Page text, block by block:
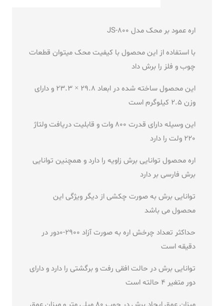
اره عمود بر محک مدل JS-800
با استفاده از این محصول با کیفیت محک میتوان قطعات
چوب و فلز را برش داد
این محصول ساخته شده در ابعاد 29.8 × 23.3 و دارای
وزن 2.5 کیلوگرم است
این وسیله دارای قدرت 800 وات و قابلیت دریافت ولتاژ
220 ولت را دارد
اره محصول توانایی برش زاویه را دارد و همچنین توانایی
برش فارسی بر دارد
توانایی برش به صورت چکشی از دیگر ویژگی این
محصول می باشد
حداکثر تعداد چرخش اره به صورت آزاد 2900-0دور در
دقیقه است
توانایی برش در حالت افقی رفت و برگشتی را دارد و دارای
دور متغیر 4 حالته است